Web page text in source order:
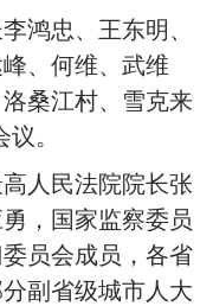
鸿忠、王东明、
、何维、武维
桑江村、雪克来
。
人民法院院长张
，国家监察委员
员会成员，各省
副省级城市人大